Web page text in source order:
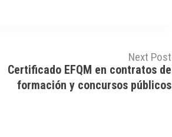
Certificado EFQM en contratos de
formación y concursos públicos
Next Post